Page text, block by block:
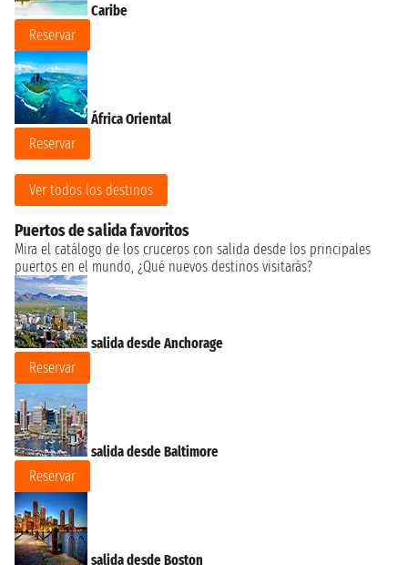
Caribe
Reservar
África Oriental
Reservar
Ver todos los destinos
Puertos de salida favoritos
Mira el catálogo de los cruceros con salida desde los principales
puertos en el mundo, ¿Qué nuevos destinos visitarás?
salida desde Anchorage
Reservar
salida desde Baltimore
Reservar
salida desde Boston